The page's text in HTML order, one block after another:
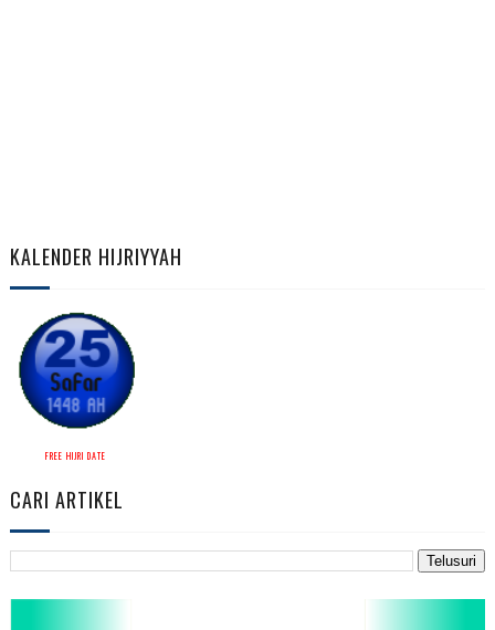
KALENDER HIJRIYYAH
FREE HIJRI DATE
CARI ARTIKEL